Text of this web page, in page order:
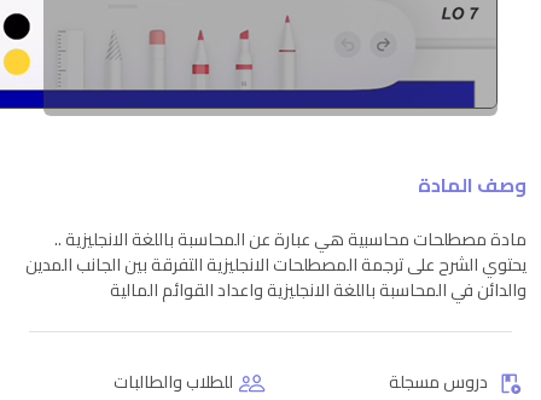
وصف المادة
مادة مصطلحات محاسبية هي عبارة عن المحاسبة باللغة الانجليزية ..
يحتوي الشرح على ترجمة المصطلحات الانجليزية التفرقة بين الجانب المدين
والدائن في المحاسبة باللغة الانجليزية واعداد القوائم المالية
دروس مسجلة
للطلاب والطالبات